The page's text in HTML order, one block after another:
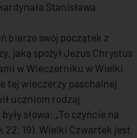
Stanisława
bierze swój początek z
jaką spożył Jezus Chrystus
w Wieczerniku w Wielki
tej wieczerzy paschalnej
uczniom rodzaj
słowa: „To czyńcie na
22, 19). Wielki Czwartek jest